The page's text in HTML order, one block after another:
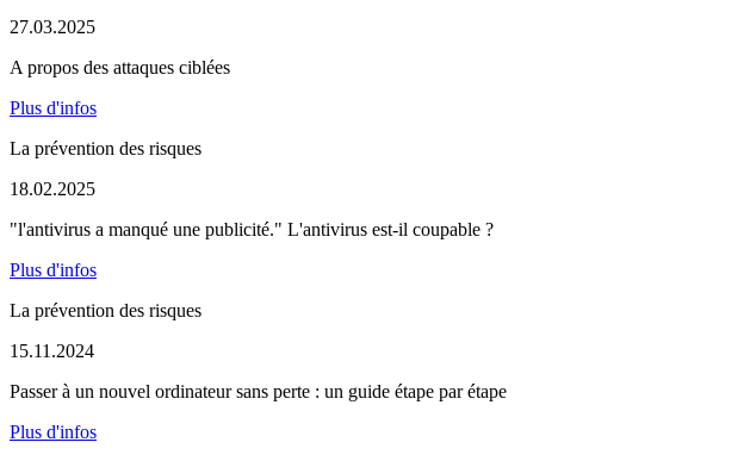
27.03.2025
A propos des attaques ciblées
Plus d'infos
La prévention des risques
18.02.2025
"l'antivirus a manqué une publicité." L'antivirus est-il coupable ?
Plus d'infos
La prévention des risques
15.11.2024
Passer à un nouvel ordinateur sans perte : un guide étape par étape
Plus d'infos